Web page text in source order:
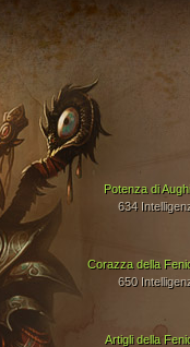
Corazza della
650
Artigli della
Potenza di
634